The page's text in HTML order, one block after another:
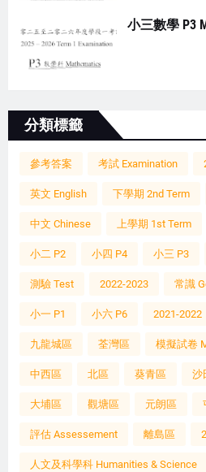
小三數學 P3
分類標籤
參考答案 考試 Examination
英文 English 下學期 2nd Term
中文 Chinese 上學期 1st Term
小二 P2 小四 P4 小三 P3
測驗 Test 2022-2023 常識
小一 P1 小六 P6 2021-2022
九龍城區 荃灣區 模擬試卷
中西區 北區 葵青區 沙
大埔區 觀塘區 元朗區
評估 Assessement 離島區
人文及科學科 Humanities & Science